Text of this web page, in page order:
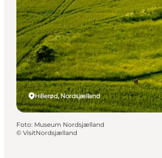
Hillerød, Nordsjælland
Foto: Museum Nordsjælland
© VisitNordsjælland